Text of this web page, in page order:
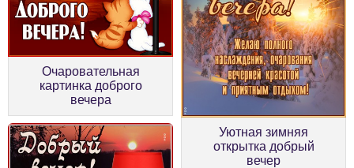
Очаровательная
картинка доброго
вечера
Уютная зимняя
открытка добрый
вечер